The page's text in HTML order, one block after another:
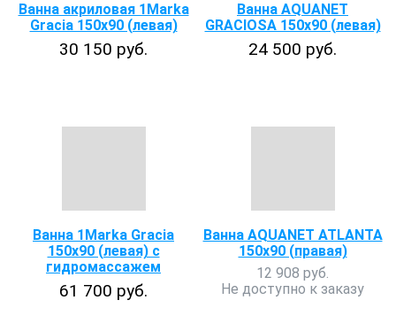
Ванна акриловая 1Marka
Gracia 150х90 (левая)
30 150 руб.
Ванна AQUANET
GRACIOSA 150х90 (левая)
24 500 руб.
Ванна 1Marka Gracia
150х90 (левая) с
гидромассажем
61 700 руб.
Ванна AQUANET ATLANTA
150x90 (правая)
12 908 руб.
Не доступно к заказу